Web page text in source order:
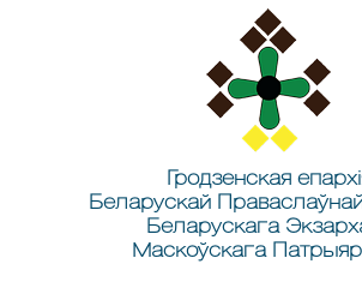
Гродзенская
Беларускай
Беларускага
Маскоўскага